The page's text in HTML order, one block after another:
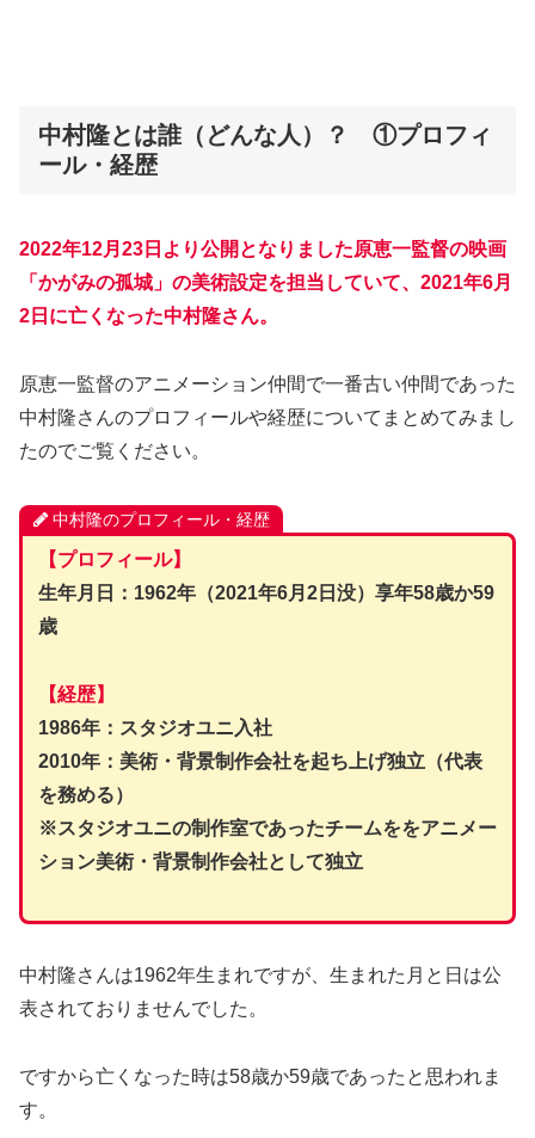
中村隆とは誰（どんな人）？ ①プロフィ
ール・経歴
2022年12月23日より公開となりました原恵一監督の映画
「かがみの孤城」の美術設定を担当していて、2021年6月
2日に亡くなった中村隆さん。
原恵一監督のアニメーション仲間で一番古い仲間であった
中村隆さんのプロフィールや経歴についてまとめてみまし
たのでご覧ください。
中村隆のプロフィール・経歴
【プロフィール】
生年月日：1962年（2021年6月2日没）享年58歳か59
歳
【経歴】
1986年：スタジオユニ入社
2010年：美術・背景制作会社を起ち上げ独立（代表
を務める）
※スタジオユニの制作室であったチームををアニメー
ション美術・背景制作会社として独立
中村隆さんは1962年生まれですが、生まれた月と日は公
表されておりませんでした。
ですから亡くなった時は58歳か59歳であったと思われま
す。